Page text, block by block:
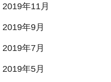
2019年11月
2019年9月
2019年7月
2019年5月